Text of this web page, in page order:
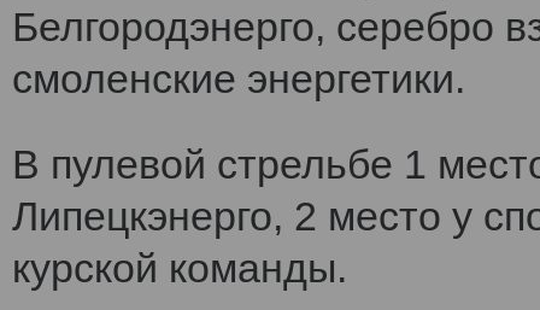
Белгородэнерго, серебро
смоленские энергетики.
В пулевой стрельбе 1
Липецкэнерго, 2 место у
курской команды.